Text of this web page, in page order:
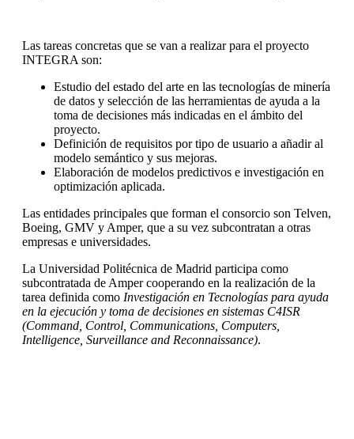
Las tareas concretas que se van a realizar para el proyecto
INTEGRA son:
Estudio del estado del arte en las tecnologías de minería
de datos y selección de las herramientas de ayuda a la
toma de decisiones más indicadas en el ámbito del
proyecto.
Definición de requisitos por tipo de usuario a añadir al
modelo semántico y sus mejoras.
Elaboración de modelos predictivos e investigación en
optimización aplicada.
Las entidades principales que forman el consorcio son Telven,
Boeing, GMV y Amper, que a su vez subcontratan a otras
empresas e universidades.
La Universidad Politécnica de Madrid participa como
subcontratada de Amper cooperando en la realización de la
tarea definida como Investigación en Tecnologías para ayuda
en la ejecución y toma de decisiones en sistemas C4ISR
(Command, Control, Communications, Computers,
Intelligence, Surveillance and Reconnaissance).